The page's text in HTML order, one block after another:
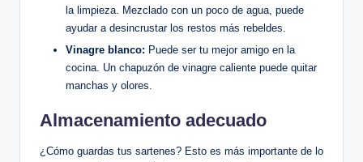
la limpieza. Mezclado con un poco de agua, puede
ayudar a desincrustar los restos más rebeldes.
Vinagre blanco: Puede ser tu mejor amigo en la
cocina. Un chapuzón de vinagre caliente puede quitar
manchas y olores.
Almacenamiento adecuado
¿Cómo guardas tus sartenes? Esto es más importante de lo